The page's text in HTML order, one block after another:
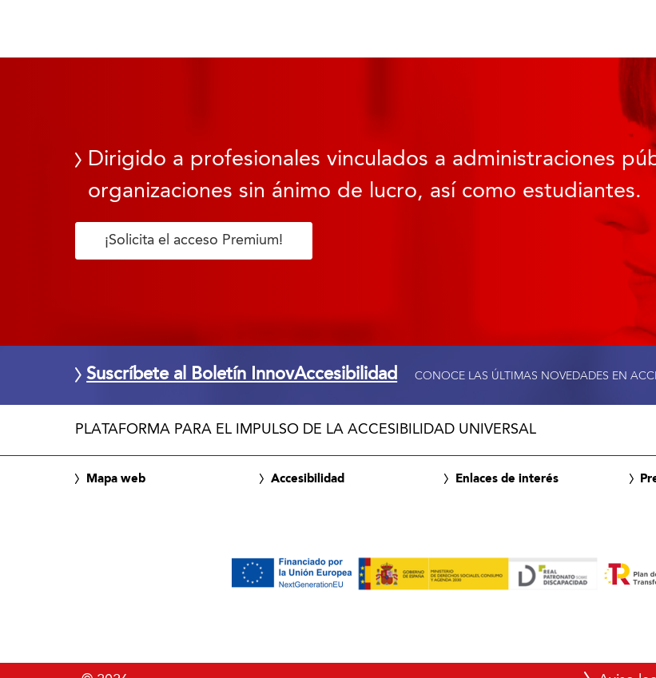
Dirigido a profesionales vinculados a administraciones
organizaciones sin ánimo de lucro, así como estudiantes.
¡Solicita el acceso Premium!
Suscríbete al Boletín InnovAccesibilidad CONOCE LAS ÚLTIMAS NOVEDADES EN
PLATAFORMA PARA EL IMPULSO DE LA ACCESIBILIDAD UNIVERSAL
Mapa web Accesibilidad Enlaces de interés